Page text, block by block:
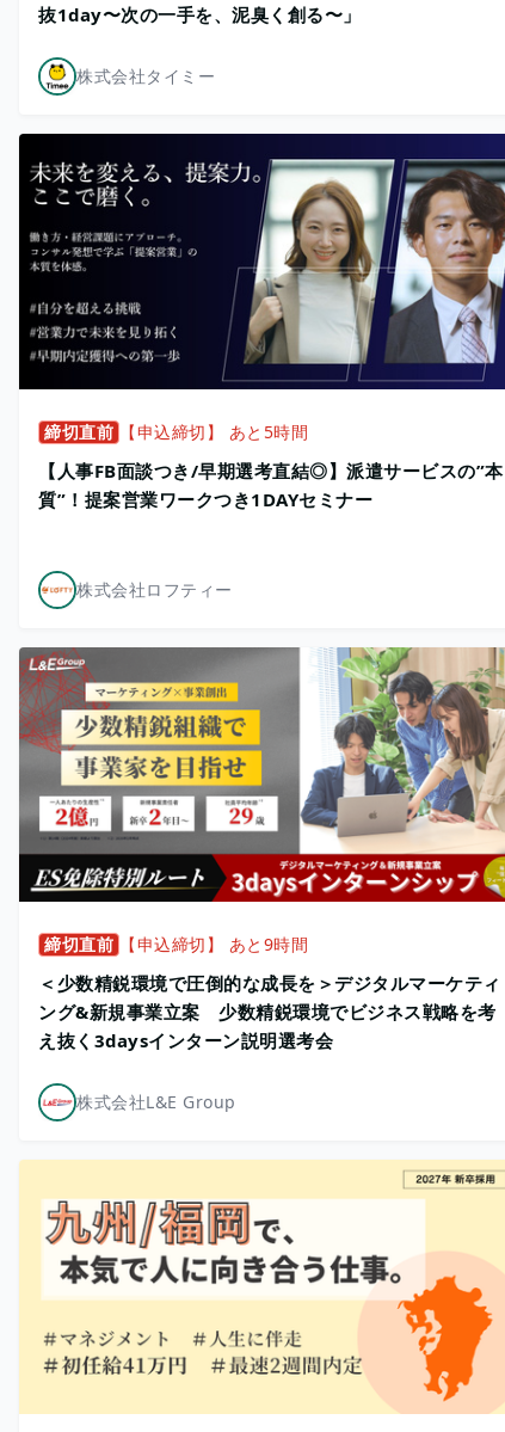
抜1day〜次の一手を、泥臭く創る〜」
株式会社タイミー
締切直前 【申込締切】 あと5時間
【人事FB面談つき/早期選考直結◎】派遣サービスの”本
質”！提案営業ワークつき1DAYセミナー
株式会社ロフティー
締切直前 【申込締切】 あと9時間
＜少数精鋭環境で圧倒的な成長を＞デジタルマーケティ
ング&新規事業立案 少数精鋭環境でビジネス戦略を考
え抜く3daysインターン説明選考会
株式会社L&E Group